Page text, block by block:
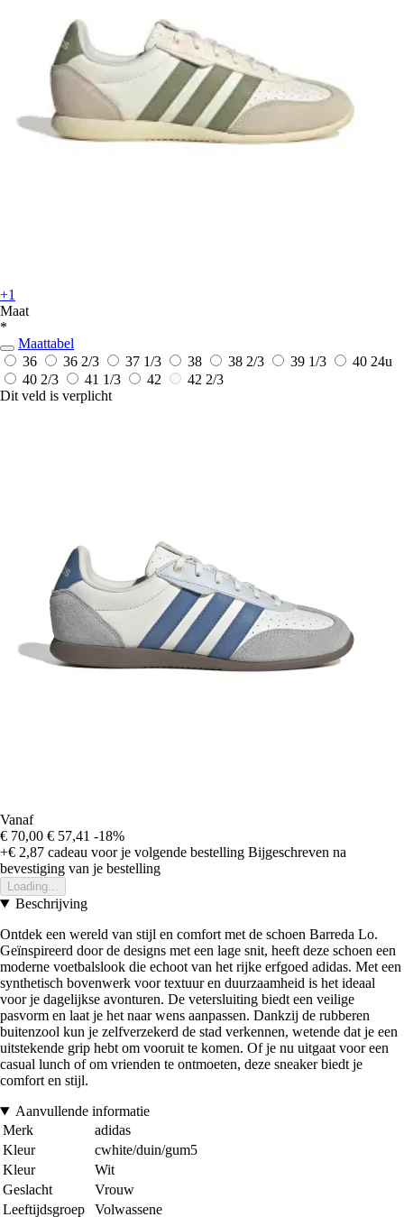
+1
Maat
*
Maattabel
36
36 2/3 37 1/3 38 38 2/3 39 1/3 40 24u
40 2/3
41 1/3 42
42 2/3
Dit veld is verplicht
Vanaf
€ 70,00 € 57,41 -18%
+€ 2,87 cadeau voor je volgende bestelling Bijgeschreven na
bevestiging van je bestelling
Loading...
Beschrijving
Ontdek een wereld van stijl en comfort met de schoen Barreda Lo.
Geïnspireerd door de designs met een lage snit, heeft deze schoen een
moderne voetbalslook die echoot van het rijke erfgoed adidas. Met een
synthetisch bovenwerk voor textuur en duurzaamheid is het ideaal
voor je dagelijkse avonturen. De vetersluiting biedt een veilige
pasvorm en laat je het naar wens aanpassen. Dankzij de rubberen
buitenzool kun je zelfverzekerd de stad verkennen, wetende dat je een
uitstekende grip hebt om vooruit te komen. Of je nu uitgaat voor een
casual lunch of om vrienden te ontmoeten, deze sneaker biedt je
comfort en stijl.
Aanvullende informatie
Merk
adidas
Kleur
cwhite/duin/gum5
Kleur
Wit
Geslacht
Vrouw
Leeftijdsgroep
Volwassene